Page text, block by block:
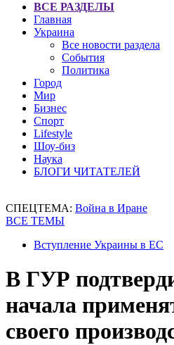
ВСЕ РАЗДЕЛЫ
Главная
Украина
Все новости раздела
События
Политика
Город
Мир
Бизнес
Спорт
Lifestyle
Шоу-биз
Наука
БЛОГИ ЧИТАТЕЛЕЙ
СПЕЦТЕМА: Война в Иране
ВСЕ ТЕМЫ
Вступление Украины в ЕС
В ГУР
начала
своего